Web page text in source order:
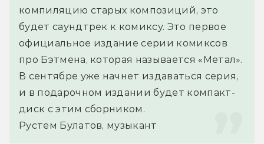
компиляцию старых композиций, это
будет саундтрек к комиксу. Это первое
официальное издание серии комиксов
про Бэтмена, которая называется «Метал».
В сентябре уже начнет издаваться серия,
и в подарочном издании будет компакт-
диск с этим сборником.
Рустем Булатов, музыкант